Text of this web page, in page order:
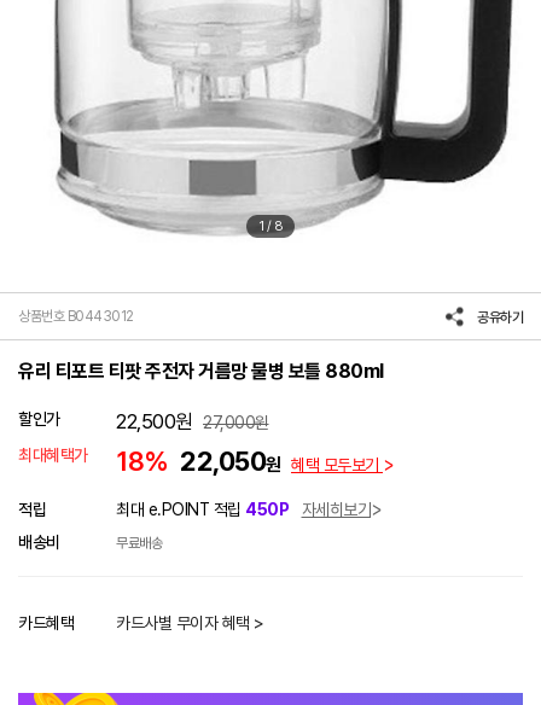
1 / 8
상품번호 B0443012 공유하기
유리 티포트 티팟 주전자 거름망 물병 보틀 880ml
할인가 22,500원 27,000원
최대혜택가
18% 22,050원 혜택 모두보기
적립 최대 e.POINT 적립 450P
자세히보기
배송비
무료배송
카드혜택 카드사별 무이자 혜택 >